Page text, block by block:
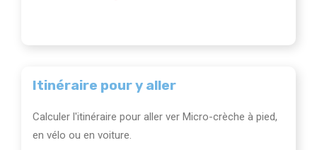
Itinéraire pour y aller
Calculer l'itinéraire pour aller ver Micro-crèche à pied,
en vélo ou en voiture.